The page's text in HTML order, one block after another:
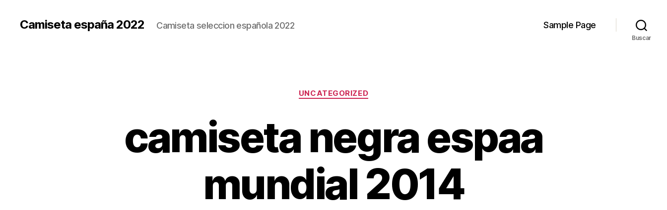
Camiseta españa 2022 Camiseta seleccion española 2022 Sample Page
Buscar
Categorías
UNCATEGORIZED
camiseta negra espaa
mundial 2014